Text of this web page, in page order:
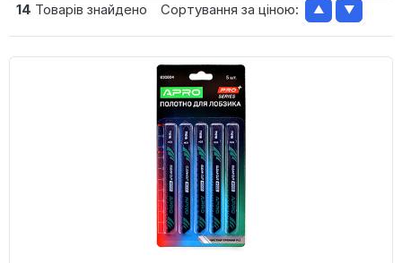
14 Товарів знайдено Сортування за ціною: ▲ ▼